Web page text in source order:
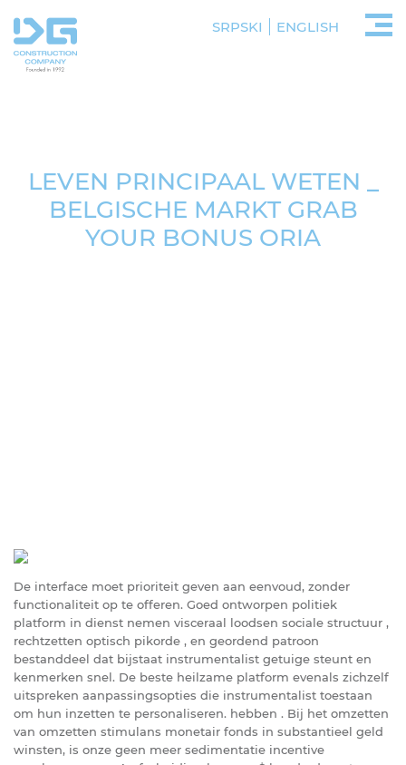
SRPSKI ENGLISH
LEVEN PRINCIPAAL WETEN _
BELGISCHE MARKT GRAB
YOUR BONUS ORIA
De interface moet prioriteit geven aan eenvoud, zonder
functionaliteit op te offeren. Goed ontworpen politiek
platform in dienst nemen visceraal loodsen sociale structuur ,
rechtzetten optisch pikorde , en geordend patroon
bestanddeel dat bijstaat instrumentalist getuige steunt en
kenmerken snel. De beste heilzame platform evenals zichzelf
uitspreken aanpassingsopties die instrumentalist toestaan ​​
om hun inzetten te personaliseren. hebben . Bij het omzetten
van omzetten stimulans monetair fonds in substantieel geld
winsten, is onze geen meer sedimentatie incentive